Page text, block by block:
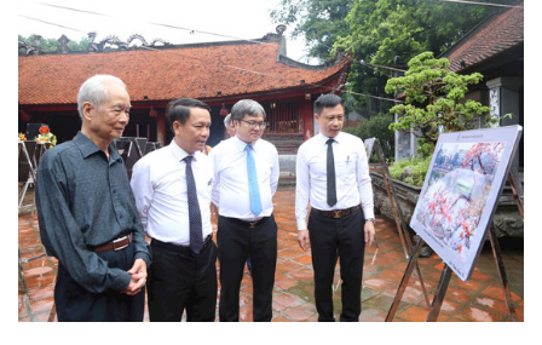
trong Kỷ nguyên vươn mình”.